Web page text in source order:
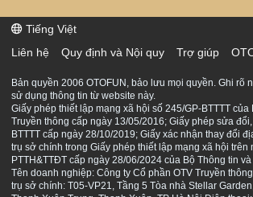
Tiếng Việt
Liên hệ
Quy định và Nội quy Trợ giúp
Bản quyền 2006 OTOFUN, bảo lưu mọi quyền. Ghi rõ
sử dụng thông tin từ website này.
Giấy phép thiết lập mạng xã hội số 245/GP-BTTTT của
Truyền thông cấp ngày 13/05/2016; Giấy phép sửa
BTTTT cấp ngày 28/10/2019; Giấy xác nhận thay đổi
trụ sở chính trong Giấy phép thiết lập mạng xã hội trên
PTTH&TTĐT cấp ngày 28/06/2024 của Bộ Thông tin
Tên doanh nghiệp: Công ty Cổ phần OTV Truyền
trụ sở chính: T05-VP21, Tầng 5 Tòa nhà Stellar